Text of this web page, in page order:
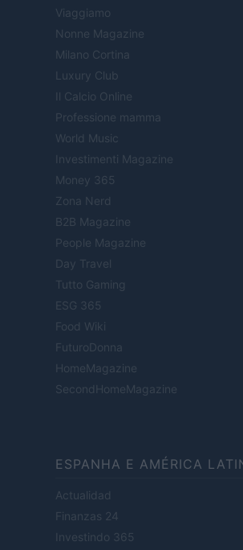
Viaggiamo
Nonne Magazine
Milano Cortina
Luxury Club
Il Calcio Online
Professione mamma
World Music
Investimenti Magazine
Money 365
Zona Nerd
B2B Magazine
People Magazine
Day Travel
Tutto Gaming
ESG 365
Food Wiki
FuturoDonna
HomeMagazine
SecondHomeMagazine
ESPANHA E AMÉRICA
Actualidad
Finanzas 24
Investindo 365